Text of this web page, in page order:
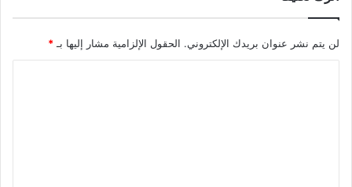
لن يتم نشر عنوان بريدك الإلكتروني. الحقول الإلزامية مشار إليها بـ *